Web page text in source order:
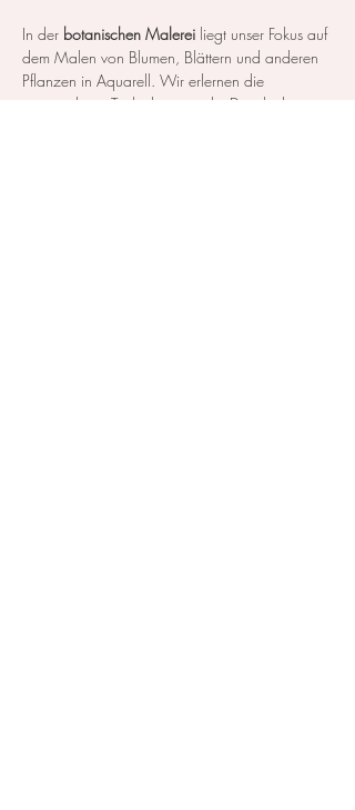
In der botanischen Malerei liegt unser Fokus auf
dem Malen von Blumen, Blättern und anderen
Pflanzen in Aquarell. Wir erlernen die
notwendigen Techniken, um die Details der